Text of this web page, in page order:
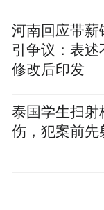
首先，要定
食品长时间
其次，在冰
品要分开存
河南回应带薪
引争议：表
修改后印发
泰国学生扫射
伤，犯案前先